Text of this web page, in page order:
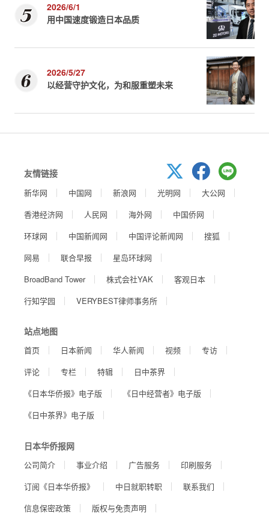
2026/6/1
用中国速度锻造日本品质
2026/5/27
以经营守护文化，为和服重塑未来
友情链接
新华网 中国网 新浪网 光明网
大公网
香港经济网
人民网 海外网
中国侨网
环球网
中国新闻网 中国评论新闻网
搜狐
网易
联合早报
星岛环球网
BroadBand Tower
株式会社YAK
客观日本
行知学园
VERYBEST律师事务所
站点地图
首页 日本新闻 华人新闻 视频
专访
评论
专栏 特辑
日中茶界
《日本华侨报》电子版
《日中经营者》电子版
《日中茶界》电子版
日本华侨报网
公司简介 事业介绍 广告服务
印刷服务
订阅《日本华侨报》
中日就职转职
联系我们
信息保密政策
版权与免责声明